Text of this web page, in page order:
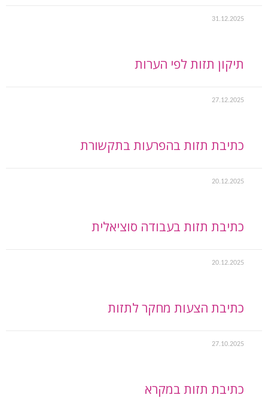
31.12.2025
תיקון תזות לפי הערות
27.12.2025
כתיבת תזות בהפרעות בתקשורת
20.12.2025
כתיבת תזות בעבודה סוציאלית
20.12.2025
כתיבת הצעות מחקר לתזות
27.10.2025
כתיבת תזות במקרא